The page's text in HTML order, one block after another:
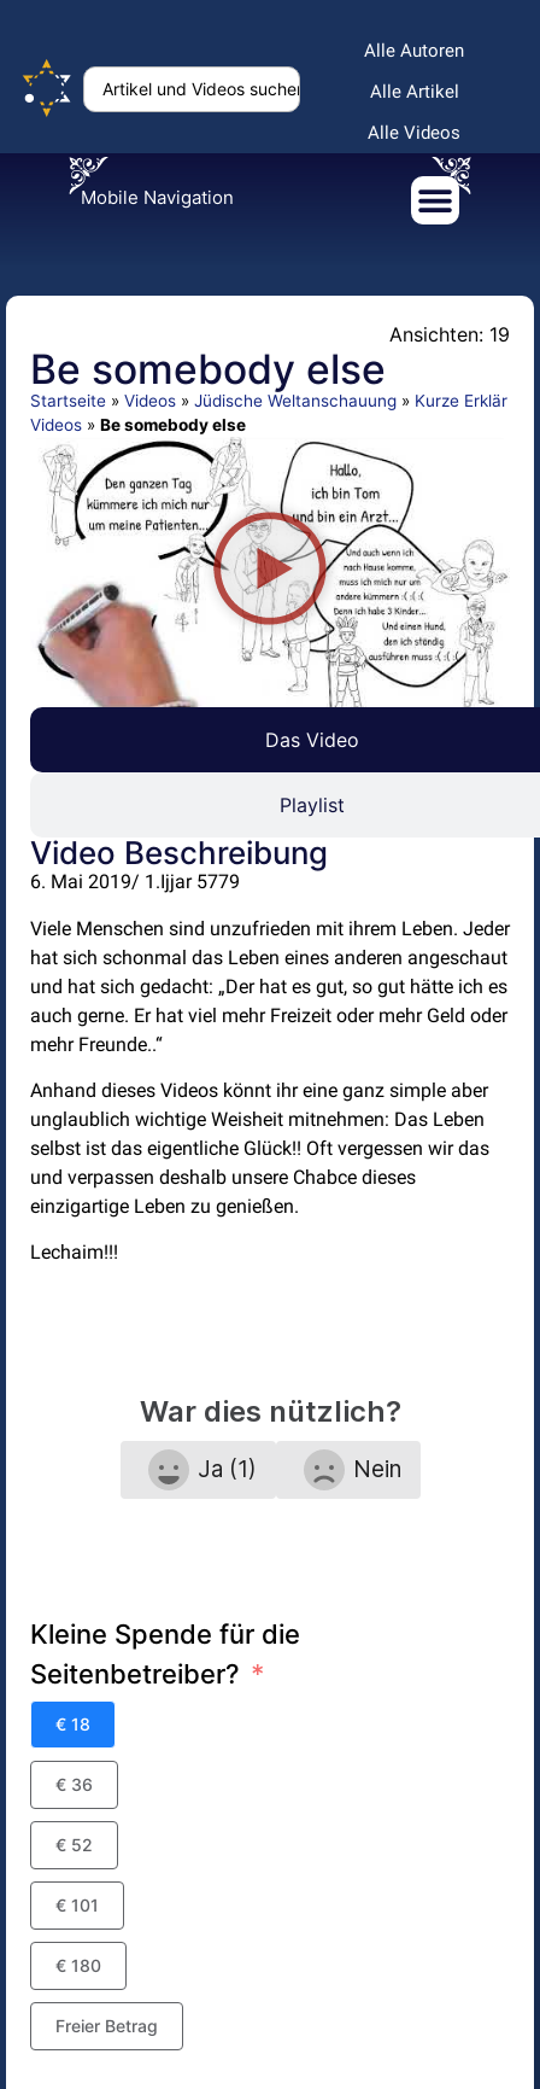
Alle Autoren
Alle Artikel
Alle Videos
Mobile Navigation
Ansichten: 19
Be somebody else
Startseite » Videos » Jüdische Weltanschauung » Kurze Erklär
Videos » Be somebody else
Das Video
Playlist
Video Beschreibung
6. Mai 2019/ 1.Ijjar 5779
Viele Menschen sind unzufrieden mit ihrem Leben. Jeder
hat sich schonmal das Leben eines anderen angeschaut
und hat sich gedacht: „Der hat es gut, so gut hätte ich es
auch gerne. Er hat viel mehr Freizeit oder mehr Geld oder
mehr Freunde..“
Anhand dieses Videos könnt ihr eine ganz simple aber
unglaublich wichtige Weisheit mitnehmen: Das Leben
selbst ist das eigentliche Glück!! Oft vergessen wir das
und verpassen deshalb unsere Chabce dieses
einzigartige Leben zu genießen.
Lechaim!!!
War dies nützlich?
Ja (1) Nein
Kleine Spende für die
Seitenbetreiber?
€ 18
€ 36
€ 52
€ 101
€ 180
Freier Betrag